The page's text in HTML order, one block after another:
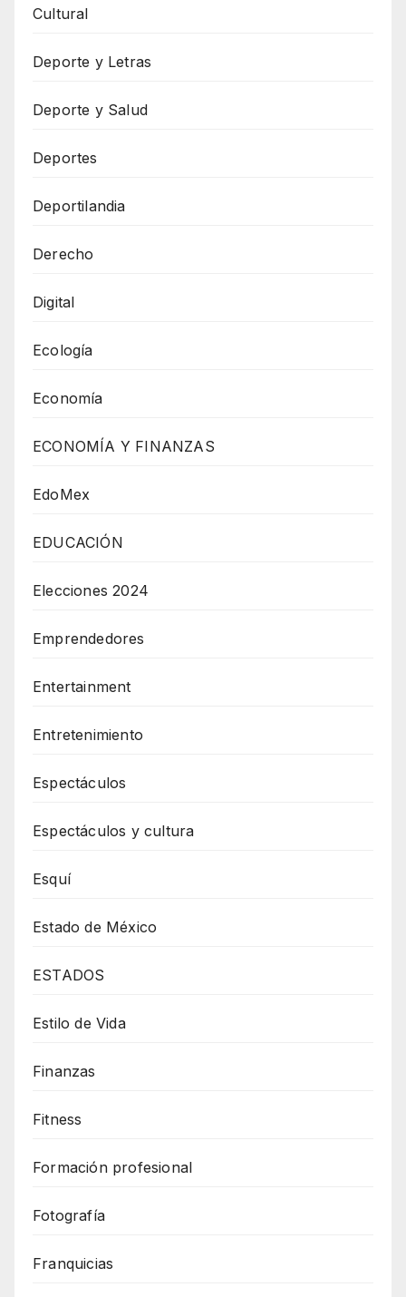
Cultural
Deporte y Letras
Deporte y Salud
Deportes
Deportilandia
Derecho
Digital
Ecología
Economía
ECONOMÍA Y FINANZAS
EdoMex
EDUCACIÓN
Elecciones 2024
Emprendedores
Entertainment
Entretenimiento
Espectáculos
Espectáculos y cultura
Esquí
Estado de México
ESTADOS
Estilo de Vida
Finanzas
Fitness
Formación profesional
Fotografía
Franquicias